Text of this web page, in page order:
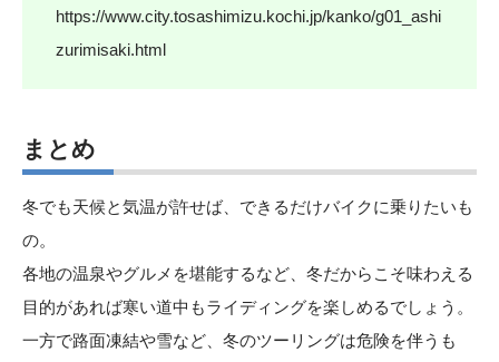
https://www.city.tosashimizu.kochi.jp/kanko/g01_ashi
zurimisaki.html
まとめ
冬でも天候と気温が許せば、できるだけバイクに乗りたいも
の。
各地の温泉やグルメを堪能するなど、冬だからこそ味わえる
目的があれば寒い道中もライディングを楽しめるでしょう。
一方で路面凍結や雪など、冬のツーリングは危険を伴うも